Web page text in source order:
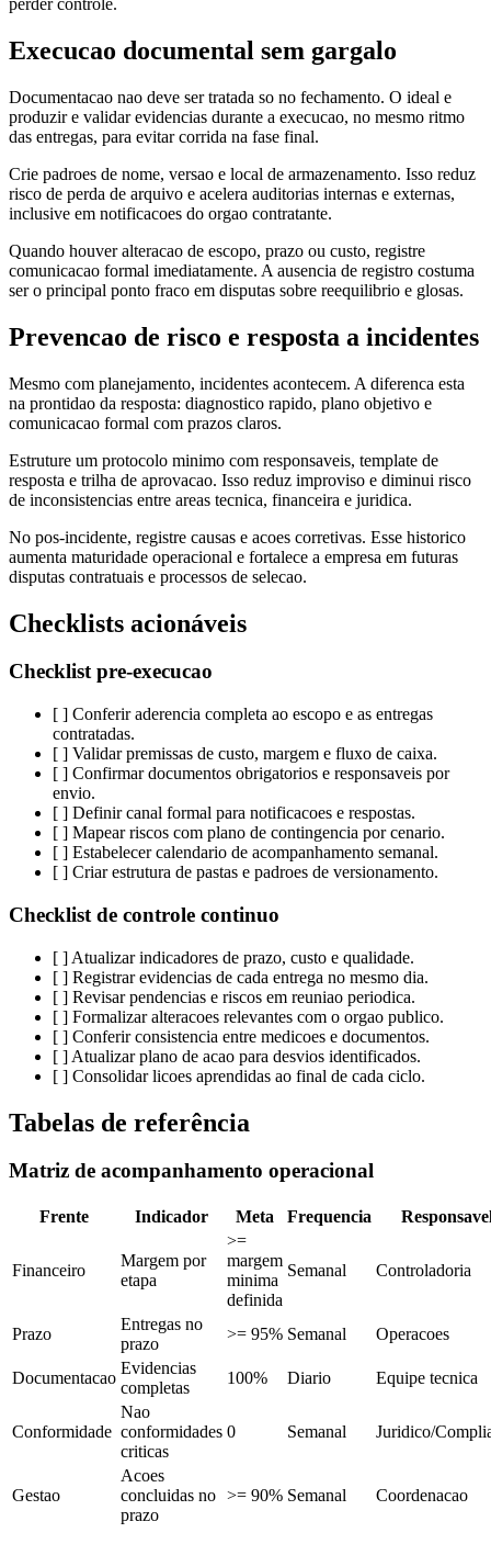
perder controle.
Execucao documental sem gargalo
Documentacao nao deve ser tratada so no fechamento. O ideal e
produzir e validar evidencias durante a execucao, no mesmo ritmo
das entregas, para evitar corrida na fase final.
Crie padroes de nome, versao e local de armazenamento. Isso reduz
risco de perda de arquivo e acelera auditorias internas e externas,
inclusive em notificacoes do orgao contratante.
Quando houver alteracao de escopo, prazo ou custo, registre
comunicacao formal imediatamente. A ausencia de registro costuma
ser o principal ponto fraco em disputas sobre reequilibrio e glosas.
Prevencao de risco e resposta a incidentes
Mesmo com planejamento, incidentes acontecem. A diferenca esta
na prontidao da resposta: diagnostico rapido, plano objetivo e
comunicacao formal com prazos claros.
Estruture um protocolo minimo com responsaveis, template de
resposta e trilha de aprovacao. Isso reduz improviso e diminui risco
de inconsistencias entre areas tecnica, financeira e juridica.
No pos-incidente, registre causas e acoes corretivas. Esse historico
aumenta maturidade operacional e fortalece a empresa em futuras
disputas contratuais e processos de selecao.
Checklists acionáveis
Checklist pre-execucao
[ ] Conferir aderencia completa ao escopo e as entregas
contratadas.
[ ] Validar premissas de custo, margem e fluxo de caixa.
[ ] Confirmar documentos obrigatorios e responsaveis por
envio.
[ ] Definir canal formal para notificacoes e respostas.
[ ] Mapear riscos com plano de contingencia por cenario.
[ ] Estabelecer calendario de acompanhamento semanal.
[ ] Criar estrutura de pastas e padroes de versionamento.
Checklist de controle continuo
[ ] Atualizar indicadores de prazo, custo e qualidade.
[ ] Registrar evidencias de cada entrega no mesmo dia.
[ ] Revisar pendencias e riscos em reuniao periodica.
[ ] Formalizar alteracoes relevantes com o orgao publico.
[ ] Conferir consistencia entre medicoes e documentos.
[ ] Atualizar plano de acao para desvios identificados.
[ ] Consolidar licoes aprendidas ao final de cada ciclo.
Tabelas de referência
Matriz de acompanhamento operacional
Frente Indicador Meta Frequencia
Financeiro
Margem por
etapa
>=
margem
minima
definida
Semanal Controladoria
Prazo
Entregas no
prazo
>= 95% Semanal Operacoes
Documentacao
Evidencias
completas
100% Diario Equipe tecnica
Conformidade
Nao
conformidades
criticas
0 Semanal Juridico/
Gestao
Acoes
concluidas no
prazo
>= 90% Semanal Coordenacao